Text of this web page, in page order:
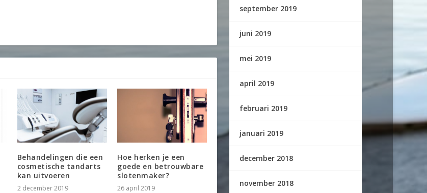
Behandelingen die een
cosmetische tandarts
kan uitvoeren
2 december 2019
Hoe herken je een
goede en betrouwbare
slotenmaker?
26 april 2019
september 2019
juni 2019
mei 2019
april 2019
februari 2019
januari 2019
december 2018
november 2018